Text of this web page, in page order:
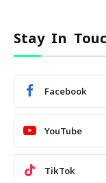
Stay In
Facebook
YouTube
TikTok